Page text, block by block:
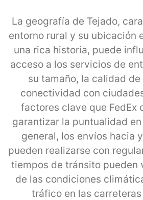
La geografía de Tejado,
entorno rural y su ubicación
una rica historia, puede
acceso a los servicios de
su tamaño, la calidad
conectividad con
factores clave que FedEx
garantizar la puntualidad
general, los envíos hacia
pueden realizarse con
tiempos de tránsito pueden
de las condiciones
tráfico en las